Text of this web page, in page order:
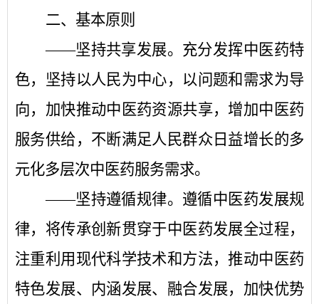
二、基本原则
——坚持共享发展。 充分发挥中医药特
色，坚持以人民为中心，以问题和需求为导
向，加快推动中医药资源共享，增加中医药
服务供给，不断满足人民群众日益增长的多
元化多层次中医药服务需求。
——坚持遵循规律。 遵循中医药发展规
律，将传承创新贯穿于中医药发展全过程，
注重利用现代科学技术和方法，推动中医药
特色发展、内涵发展、融合发展，加快优势